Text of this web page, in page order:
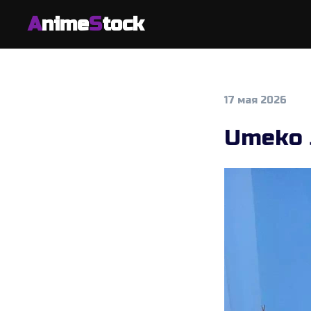
AnimeStock
17 мая 2026
Umeko